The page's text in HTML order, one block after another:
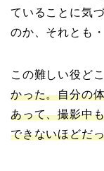
ていることに気
のか、それとも・
この難しい役ど
かった。自分の
あって、撮影中
できないほどだ